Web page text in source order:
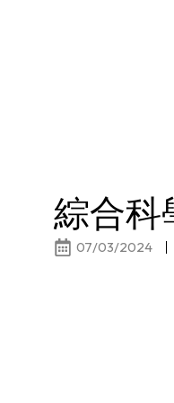
綜合科
07/03/2024